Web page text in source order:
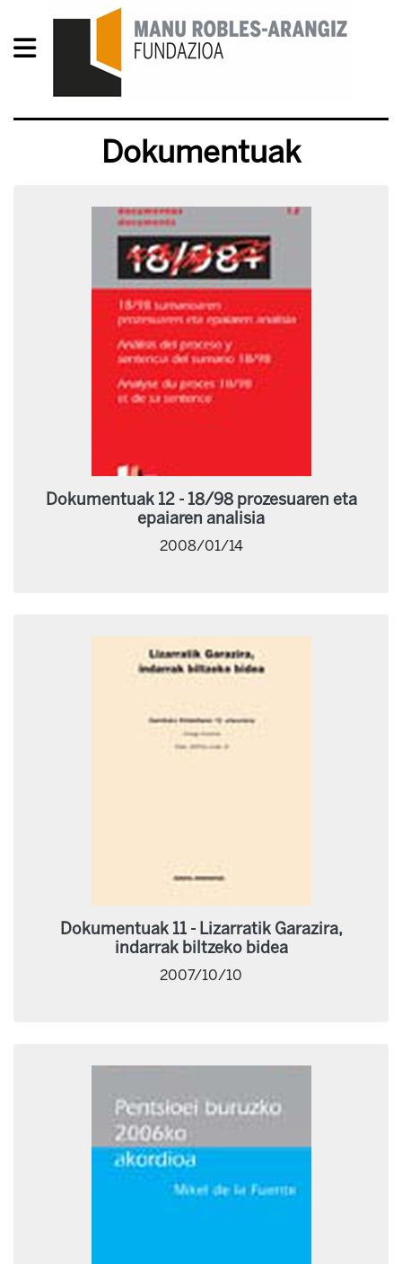
Dokumentuak
Dokumentuak 12 - 18/98 prozesuaren eta
epaiaren analisia
2008/01/14
Dokumentuak 11 - Lizarratik Garazira,
indarrak biltzeko bidea
2007/10/10